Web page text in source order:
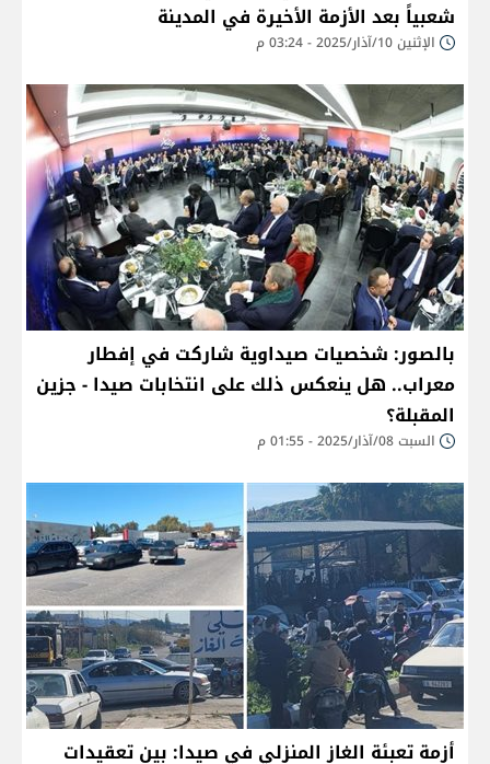
شعبياً بعد الأزمة الأخيرة في المدينة
الإثنين 10/آذار/2025 - 03:24 م
بالصور: شخصيات صيداوية شاركت في إفطار
معراب.. هل ينعكس ذلك على انتخابات صيدا - جزين
المقبلة؟
السبت 08/آذار/2025 - 01:55 م
أزمة تعبئة الغاز المنزلي في صيدا: بين تعقيدات